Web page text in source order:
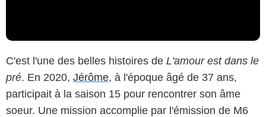
C'est l'une des belles histoires de L'amour est dans le
pré. En 2020, Jérôme, à l'époque âgé de 37 ans,
participait à la saison 15 pour rencontrer son âme
soeur. Une mission accomplie par l'émission de M6